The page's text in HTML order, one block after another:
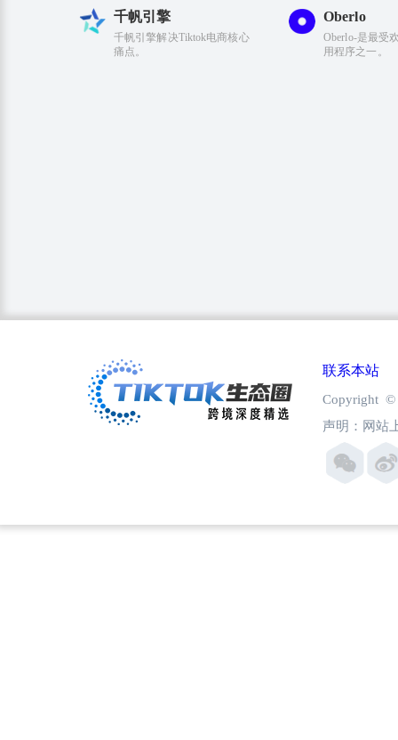
千帆引擎
千帆引擎解决Tiktok电商核心
痛点。
Oberlo
Oberlo-是最受
用程序之一。
联系本站
Copyright ©
声明：网站